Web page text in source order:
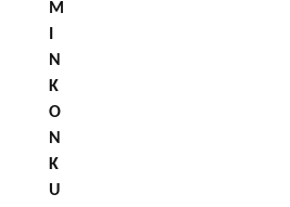
M
N
K
O
N
K
U